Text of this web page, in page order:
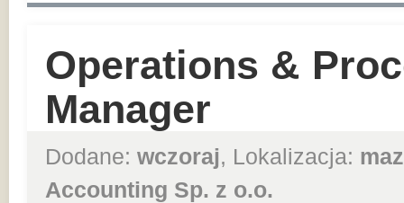
Operations &
Manager
Dodane: wczoraj, Lokalizacja:
Accounting Sp. z o.o.